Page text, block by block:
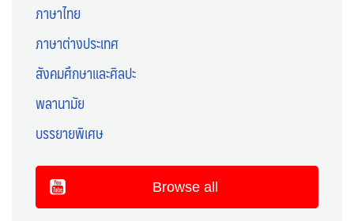
ภาษาไทย
ภาษาต่างประเทศ
สังคมศึกษาและศิลปะ
พลานามัย
บรรยายพิเศษ
Browse all